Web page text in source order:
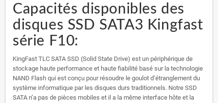
Capacités disponibles des
disques SSD SATA3 Kingfast
série F10:
KingFast TLC SATA SSD (Solid State Drive) est un périphérique de
stockage haute performance et haute fiabilité basé sur la technologie
NAND Flash qui est conçu pour résoudre le goulot d’étranglement du
système informatique par les disques durs traditionnels. Notre SSD
SATA n’a pas de pièces mobiles et il a la même interface hôte et la